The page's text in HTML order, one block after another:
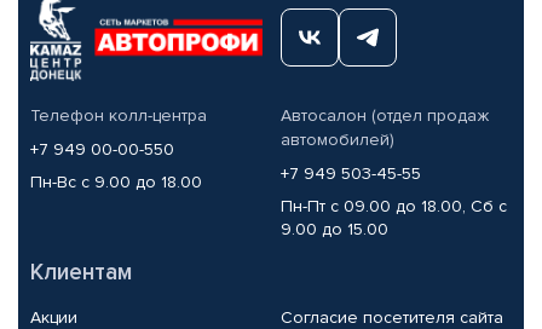
Телефон колл-центра
+7 949 00-00-550
Пн-Вс с 9.00 до 18.00
Автосалон (отдел продаж
автомобилей)
+7 949 503-45-55
Пн-Пт с 09.00 до 18.00, Сб с
9.00 до 15.00
Клиентам
Акции
Согласие посетителя сайта